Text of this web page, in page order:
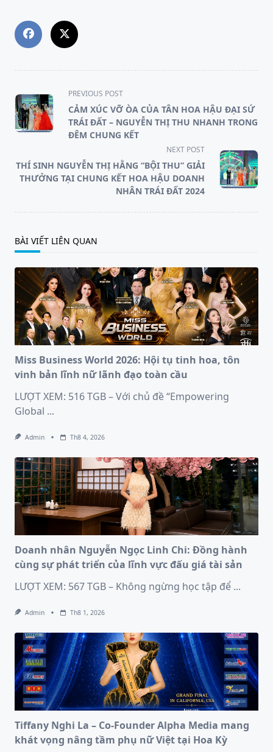
<span
class="nav-
subtitle
screen-
text">Page</span>
PREVIOUS POST
CẢM XÚC VỠ ÒA CỦA TÂN HOA HẬU ĐẠI SỨ
TRÁI ĐẤT – NGUYỄN THỊ THU NHANH TRONG
ĐÊM CHUNG KẾT
NEXT POST
THÍ SINH NGUYỄN THỊ HẰNG “BỘI THU” GIẢI
THƯỞNG TẠI CHUNG KẾT HOA HẬU DOANH
NHÂN TRÁI ĐẤT 2024
BÀI VIẾT LIÊN QUAN
Miss Business World 2026: Hội tụ tinh hoa, tôn
vinh bản lĩnh nữ lãnh đạo toàn cầu
LƯỢT XEM: 516 TGB – Với chủ đề “Empowering
Global ...
Admin Th8 4, 2026
Doanh nhân Nguyễn Ngọc Linh Chi: Đồng hành
cùng sự phát triển của lĩnh vực đấu giá tài sản
LƯỢT XEM: 567 TGB – Không ngừng học tập để ...
Admin Th8 1, 2026
Tiffany Nghi La – Co-Founder Alpha Media mang
khát vọng nâng tầm phụ nữ Việt tại Hoa Kỳ